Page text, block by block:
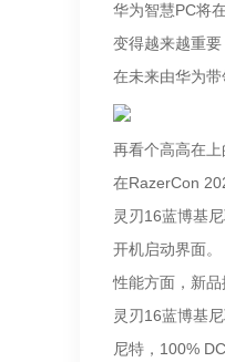
华为智慧PC将
变得越来越重要
在未来由华为
再看个高高在上
在RazerCon
灵刃16蓝博基
开机启动界面。
性能方面，新
灵刃16蓝博基
尼特，100%